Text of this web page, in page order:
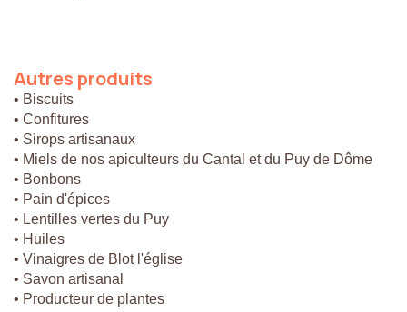
Autres produits
• Biscuits
• Confitures
• Sirops artisanaux
• Miels de nos apiculteurs du Cantal et du Puy de Dôme
• Bonbons
• Pain d'épices
• Lentilles vertes du Puy
• Huiles
• Vinaigres de Blot l'église
• Savon artisanal
• Producteur de plantes